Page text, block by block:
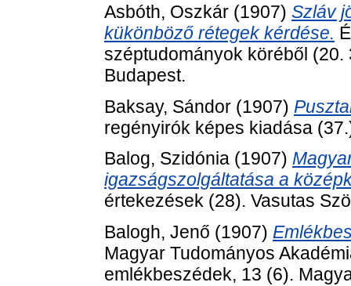
Asbóth, Oszkár (1907) Szláv
kükönböző rétegek kérdése.
széptudományok köréből
Budapest.
Baksay, Sándor (1907)
regényirók képes kiadása
Balog, Szidónia (1907)
igazságszolgáltatása a
értekezések (28). Vasutas
Balogh, Jenő (1907)
Magyar Tudományos
emlékbeszédek, 13 (6).